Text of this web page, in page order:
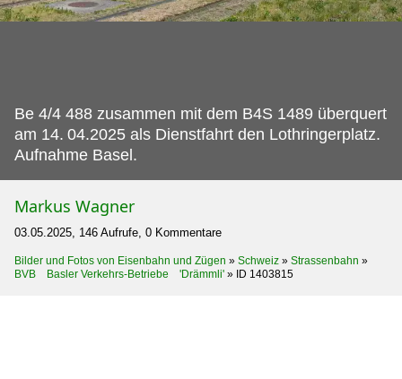
Be 4/4 488 zusammen mit dem B4S 1489 überquert
am 14. 04.2025 als Dienstfahrt den Lothringerplatz.
Aufnahme Basel.
Markus Wagner
03.05.2025, 146 Aufrufe, 0 Kommentare
Bilder und Fotos von Eisenbahn und Zügen » Schweiz » Strassenbahn »
BVB Basler Verkehrs-Betriebe 'Drämmli' » ID 1403815